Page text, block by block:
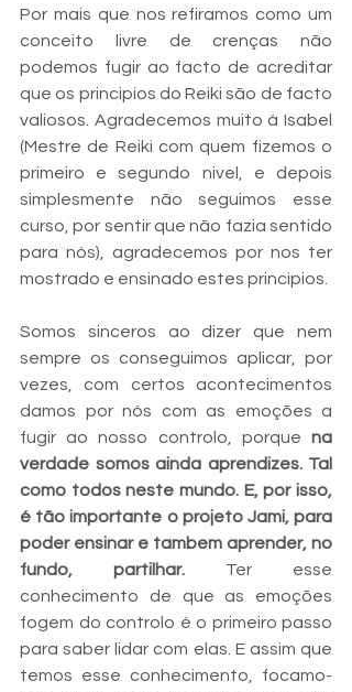
Por mais que nos refiramos como um
conceito livre de crenças não
podemos fugir ao facto de acreditar
que os principios do Reiki são de facto
valiosos. Agradecemos muito á Isabel
(Mestre de Reiki com quem fizemos o
primeiro e segundo nivel, e depois
simplesmente não seguimos esse
curso, por sentir que não fazia sentido
para nós), agradecemos por nos ter
mostrado e ensinado estes principios.
Somos sinceros ao dizer que nem
sempre os conseguimos aplicar, por
vezes, com certos acontecimentos
damos por nós com as emoções a
fugir ao nosso controlo, porque na
verdade somos ainda aprendizes. Tal
como todos neste mundo. E, por isso,
é tão importante o projeto Jami, para
poder ensinar e tambem aprender, no
fundo, partilhar. Ter esse
conhecimento de que as emoções
fogem do controlo é o primeiro passo
para saber lidar com elas. E assim que
temos esse conhecimento, focamo-